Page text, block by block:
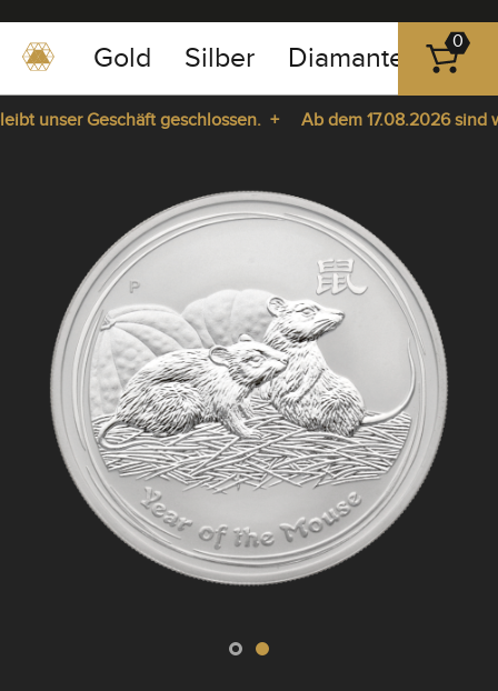
0351
-
43
Gold Silber Diamanten
0
unser Geschäft geschlossen. +
Ab dem 17.08.2026 sind